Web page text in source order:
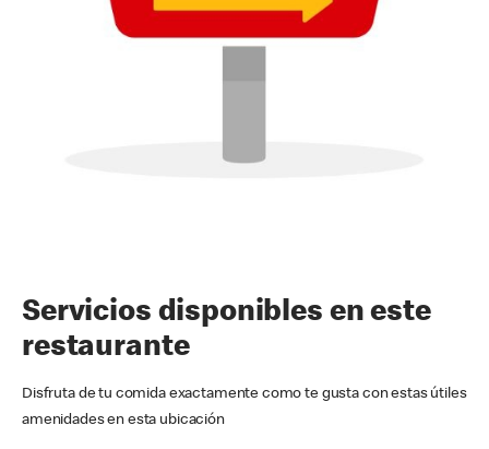
Servicios disponibles en este
restaurante
Disfruta de tu comida exactamente como te gusta con estas útiles
amenidades en esta ubicación